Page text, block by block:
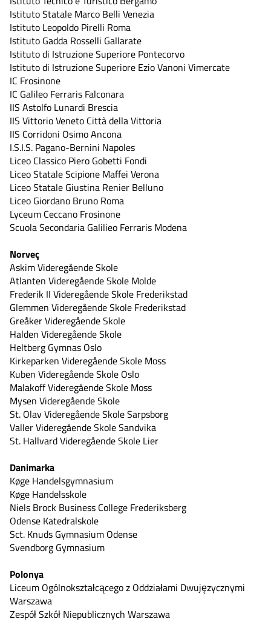
Istituto Statale Marco Belli Venezia
Istituto Leopoldo Pirelli Roma
Istituto Gadda Rosselli Gallarate
Istituto di Istruzione Superiore Pontecorvo
Istituto di Istruzione Superiore Ezio Vanoni Vimercate
IC Frosinone
IC Galileo Ferraris Falconara
IIS Astolfo Lunardi Brescia
IIS Vittorio Veneto Città della Vittoria
IIS Corridoni Osimo Ancona
I.S.I.S. Pagano-Bernini Napoles
Liceo Classico Piero Gobetti Fondi
Liceo Statale Scipione Maffei Verona
Liceo Statale Giustina Renier Belluno
Liceo Giordano Bruno Roma
Lyceum Ceccano Frosinone
Scuola Secondaria Galilieo Ferraris Modena
Norveç
Askim Videregående Skole
Atlanten Videregående Skole Molde
Frederik II Videregående Skole Frederikstad
Glemmen Videregående Skole Frederikstad
Greåker Videregående Skole
Halden Videregående Skole
Heltberg Gymnas Oslo
Kirkeparken Videregående Skole Moss
Kuben Videregående Skole Oslo
Malakoff Videregående Skole Moss
Mysen Videregående Skole
St. Olav Videregående Skole Sarpsborg
Valler Videregående Skole Sandvika
St. Hallvard Videregående Skole Lier
Danimarka
Køge Handelsgymnasium
Køge Handelsskole
Niels Brock Business College Frederiksberg
Odense Katedralskole
Sct. Knuds Gymnasium Odense
Svendborg Gymnasium
Polonya
Liceum Ogólnokształcącego z Oddziałami Dwujęzycznymi
Warszawa
Zespół Szkół Niepublicznych Warszawa